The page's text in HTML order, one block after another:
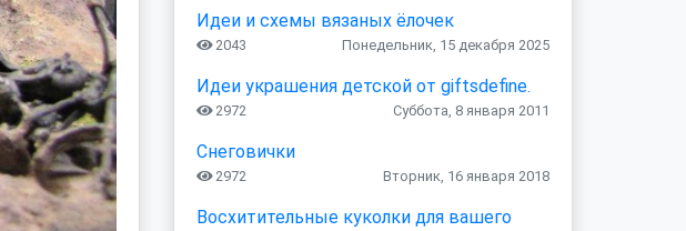
Идеи и схемы вязаных ёлочек
2043 Понедельник, 15 декабря 2025
Идеи украшения детской от giftsdefine.
2972 Суббота, 8 января 2011
Снеговички
2972 Вторник, 16 января 2018
Восхитительные куколки для вашего